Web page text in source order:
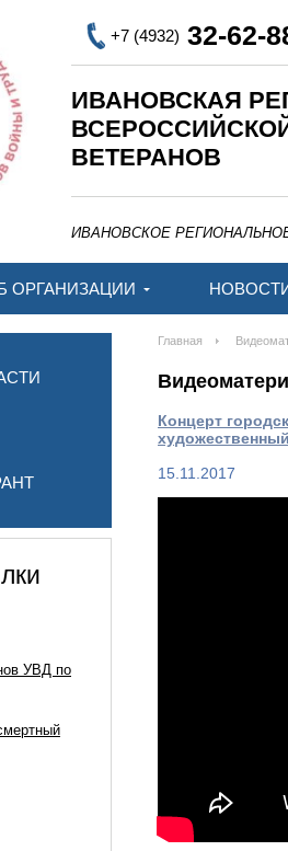
+7 (4932) 32-62-
ИВАНОВСКАЯ
ВЕТЕРАНОВ
ИВАНОВСКОЕ
ОРГАНИЗАЦИИ
УВД по
Главная
Концерт
15.11.2017